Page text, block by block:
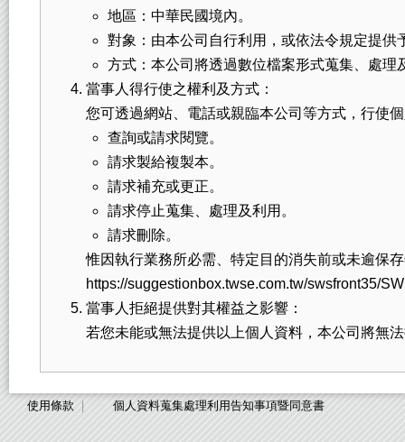
地區：中華民國境內。
對象：由本公司自行利用，或依法令規定提
方式：本公司將透過數位檔案形式蒐集、處理
當事人得行使之權利及方式：
您可透過網站、電話或親臨本公司等方式，行使
查詢或請求閱覽。
請求製給複製本。
請求補充或更正。
請求停止蒐集、處理及利用。
請求刪除。
惟因執行業務所必需、特定目的消失前或未逾保
https://suggestionbox.twse.com.tw/swsfront35/
當事人拒絕提供對其權益之影響：
若您未能或無法提供以上個人資料，本公司將無
使用條款 個人資料蒐集處理利用告知事項暨同意書